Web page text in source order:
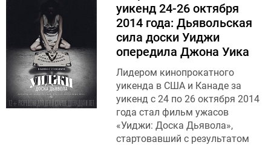
уикенд 24-26 октября
2014 года: Дьявольская
сила доски Уиджи
опередила Джона Уика
Лидером кинопрокатного
уикенда в США и Канаде за
уикенд с 24 по 26 октября 2014
года стал фильм ужасов
«Уиджи: Доска Дьявола»,
стартовавший с результатом